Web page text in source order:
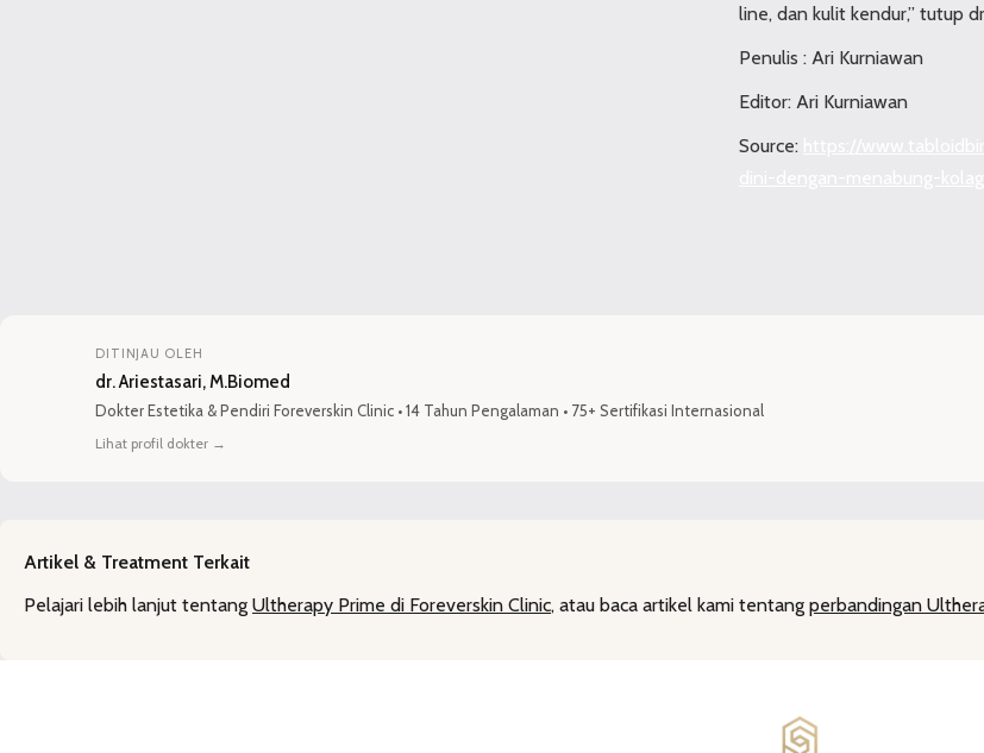
line, dan kulit kendur,” tutup
Penulis : Ari Kurniawan
Editor: Ari Kurniawan
Source:
DITINJAU OLEH
dr. Ariestasari, M.Biomed
Dokter Estetika &Pendiri Foreverskin Clinic •14 Tahun Pengalaman • 75+ Sertifikasi Internasional
Lihat profil dokter →
Artikel & Treatment Terkait
Pelajari lebih lanjut tentang Ultherapy Prime di Foreverskin Clinic, atau baca artikel kami tentang perbandingan